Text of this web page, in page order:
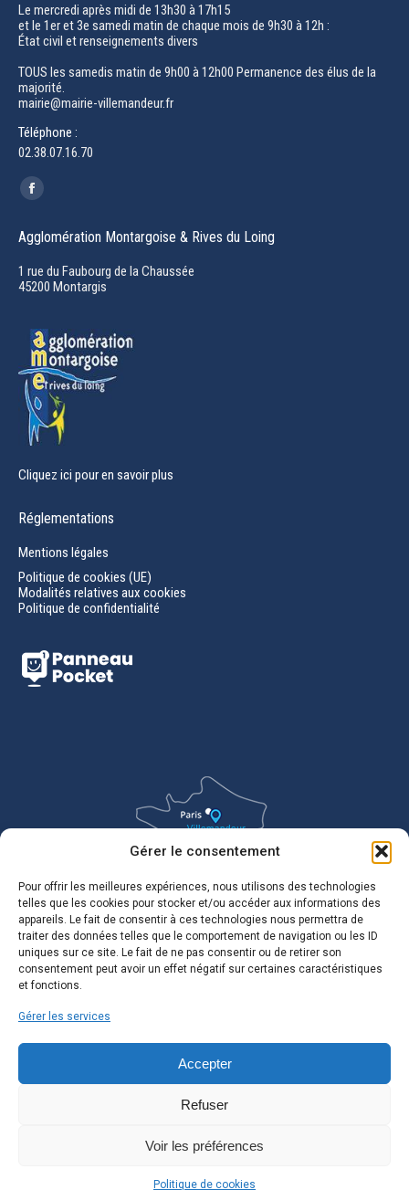
Gérer le consentement
Pour offrir les meilleures expériences, nous utilisons des technologies
telles que les cookies pour stocker et/ou accéder aux informations des
appareils. Le fait de consentir à ces technologies nous permettra de
traiter des données telles que le comportement de navigation ou les ID
uniques sur ce site. Le fait de ne pas consentir ou de retirer son
consentement peut avoir un effet négatif sur certaines caractéristiques
et fonctions.
Gérer les services
Accepter
Refuser
Voir les préférences
Politique de cookies
Le mercredi après midi de 13h30 à 17h15
et le 1er et 3e samedi matin de chaque mois de 9h30 à 12h :
État civil et renseignements divers
TOUS les samedis matin de 9h00 à 12h00 Permanence des élus de la
majorité.
mairie@mairie-villemandeur.fr
Téléphone :
02.38.07.16.70
Trouvez nous sur :
Facebook
opens
in
new
Agglomération Montargoise & Rives du Loing
1 rue du Faubourg de la Chaussée
45200 Montargis
Cliquez ici pour en savoir plus
Réglementations
Mentions légales
Politique de cookies (UE)
Modalités relatives aux cookies
Politique de confidentialité